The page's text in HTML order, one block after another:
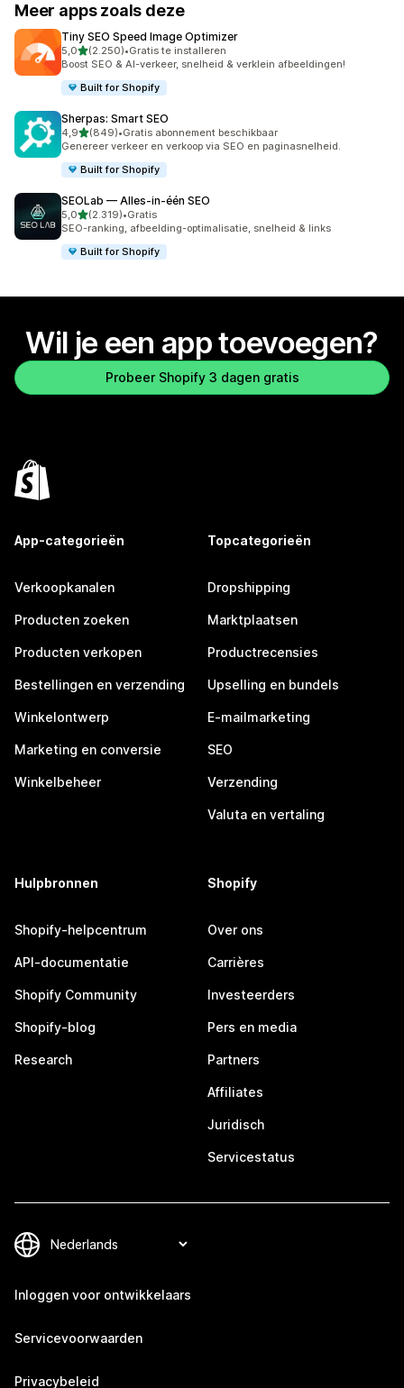
Meer apps zoals deze
Tiny SEO Speed Image Optimizer
5,0van 5 sterren
(2.250)
2250 recensies in totaal
•Gratis te installeren
Boost SEO & AI-verkeer, snelheid & verklein afbeeldingen!
Built for Shopify
Sherpas: Smart SEO
4,9van 5 sterren
(849)
849 recensies in totaal
•Gratis abonnement beschikbaar
Genereer verkeer en verkoop via SEO en paginasnelheid.
Built for Shopify
SEOLab — Alles‑in‑één SEO
5,0van 5 sterren
(2.319)
2319 recensies in totaal
•Gratis
SEO-ranking, afbeelding-optimalisatie, snelheid & links
Built for Shopify
Wil je een app toevoegen?
Probeer Shopify 3 dagen gratis
App-categorieën
Verkoopkanalen
Producten zoeken
Producten verkopen
Bestellingen en verzending
Winkelontwerp
Marketing en conversie
Winkelbeheer
Topcategorieën
Dropshipping
Marktplaatsen
Productrecensies
Upselling en bundels
E-mailmarketing
SEO
Verzending
Valuta en vertaling
Hulpbronnen
Shopify-helpcentrum
API-documentatie
Shopify Community
Shopify-blog
Research
Shopify
Over ons
Carrières
Investeerders
Pers en media
Partners
Affiliates
Juridisch
Servicestatus
Inloggen voor ontwikkelaars
Servicevoorwaarden
Privacybeleid